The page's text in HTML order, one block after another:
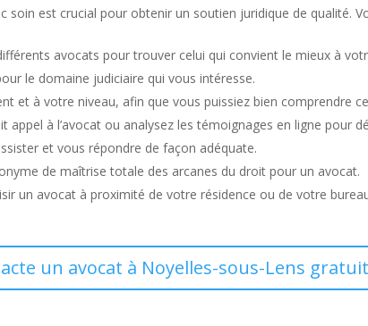
soin est crucial pour obtenir un soutien juridique de qualité.
avocats pour trouver celui qui convient le mieux à
le domaine judiciaire qui vous intéresse.
et à votre niveau, afin que vous puissiez bien comprendre
à l’avocat ou analysez les témoignages en ligne pour
et vous répondre de façon adéquate.
de maîtrise totale des arcanes du droit pour un avocat.
un avocat à proximité de votre résidence ou de votre
un avocat à Noyelles-sous-Lens